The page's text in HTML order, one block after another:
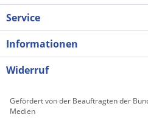
Service
Informationen
Widerruf
Gefördert von der Beauftragten der
Medien